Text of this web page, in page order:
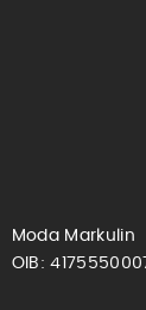
Moda Markulin
OIB: